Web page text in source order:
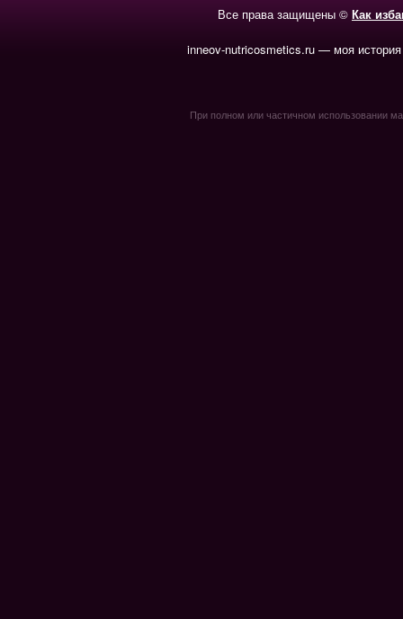
Все права защищены © Как
inneov-nutricosmetics.ru — моя
При полном или частичном использовании